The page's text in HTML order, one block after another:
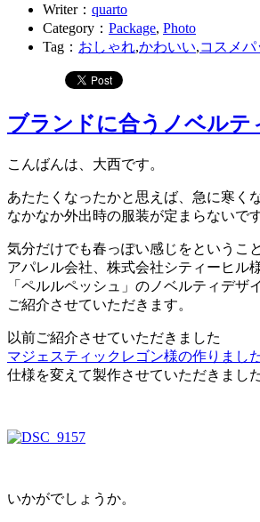
Writer： quarto
Category： Package, Photo
Tag： おしゃれ,かわいい,コスメ
ブランドに合うノベルテ
こんばんは、大西です。
あたたくなったかと思えば、急に寒く
なかなか外出時の服装が定まらないで
気分だけでも春っぽい感じをというこ
アパレル会社、株式会社シティーヒル
「ペルルペッシュ」のノベルティデザ
ご紹介させていただきます。
以前ご紹介させていただきました
マジェスティックレゴン様の作りまし
仕様を変えて製作させていただきました
いかがでしょうか。